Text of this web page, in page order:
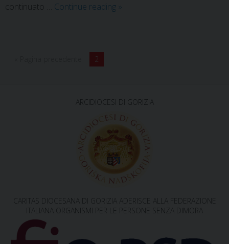
continuato … Continue reading »
2
ARCIDIOCESI DI GORIZIA
CARITAS DIOCESANA DI GORIZIA ADERISCE ALLA FEDERAZIONE
ITALIANA ORGANISMI PER LE PERSONE SENZA DIMORA